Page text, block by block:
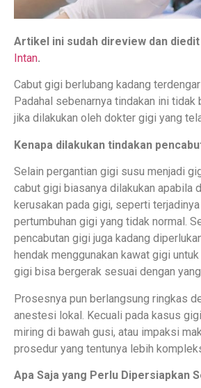
Artikel ini sudah direview dan
Intan.
Cabut gigi berlubang kadang
Padahal sebenarnya tindakan ini tidak
jika dilakukan oleh dokter gigi yang
Kenapa dilakukan tindakan
Selain pergantian gigi susu menjadi
cabut gigi biasanya dilakukan apabila
kerusakan pada gigi, seperti
pertumbuhan gigi yang tidak normal.
pencabutan gigi juga kadang
hendak menggunakan kawat gigi
gigi bisa bergerak sesuai dengan
Prosesnya pun berlangsung ringkas
anestesi lokal. Kecuali pada kasus
miring di bawah gusi, atau impaksi
prosedur yang tentunya lebih
Apa Saja yang Perlu Dipersiapkan